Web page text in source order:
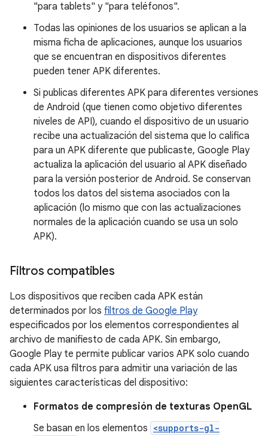
"para tablets" y "para teléfonos".
Todas las opiniones de los usuarios se aplican a la
misma ficha de aplicaciones, aunque los usuarios
que se encuentran en dispositivos diferentes
pueden tener APK diferentes.
Si publicas diferentes APK para diferentes versiones
de Android (que tienen como objetivo diferentes
niveles de API), cuando el dispositivo de un usuario
recibe una actualización del sistema que lo califica
para un APK diferente que publicaste, Google Play
actualiza la aplicación del usuario al APK diseñado
para la versión posterior de Android. Se conservan
todos los datos del sistema asociados con la
aplicación (lo mismo que con las actualizaciones
normales de la aplicación cuando se usa un solo
APK).
Filtros compatibles
Los dispositivos que reciben cada APK están
determinados por los filtros de Google Play
especificados por los elementos correspondientes al
archivo de manifiesto de cada APK. Sin embargo,
Google Play te permite publicar varios APK solo cuando
cada APK usa filtros para admitir una variación de las
siguientes características del dispositivo:
Formatos de compresión de texturas OpenGL
Se basan en los elementos <supports-gl-